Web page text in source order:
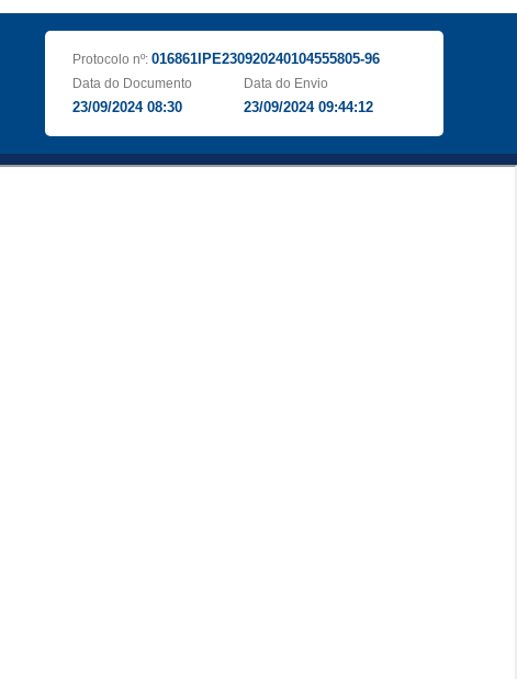
Protocolo nº: 016861IPE230920240104555805-96
Data do Documento
23/09/2024 08:30
Data do Envio
23/09/2024 09:44:12